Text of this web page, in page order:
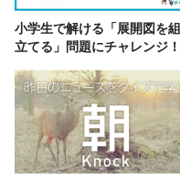
小学生で解ける「展開図を
立てる」問題にチャレンジ！